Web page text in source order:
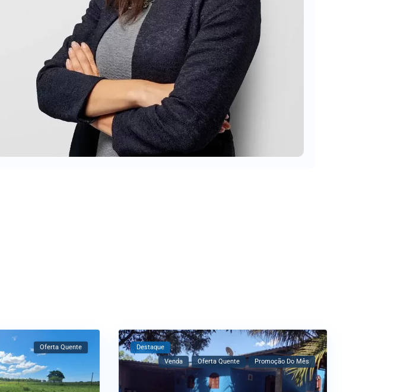
Oferta Quente
Destaque
Venda
Oferta Quente Promoção Do Mês